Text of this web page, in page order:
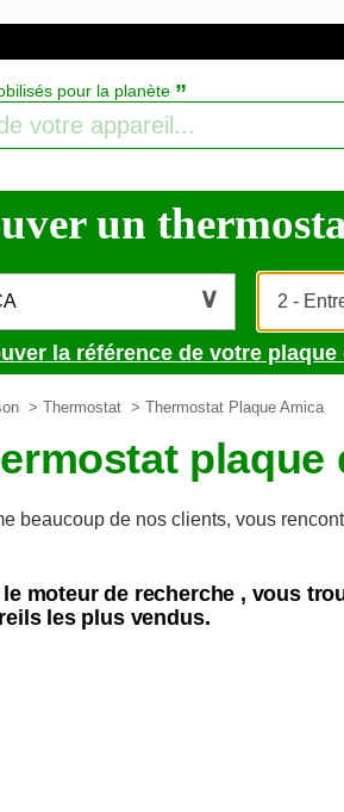
pour la planète ”
un
la référence de votre
> Thermostat > Thermostat Plaque Amica
plaque
beaucoup de nos clients, vous
moteur de recherche , vous
les plus vendus.